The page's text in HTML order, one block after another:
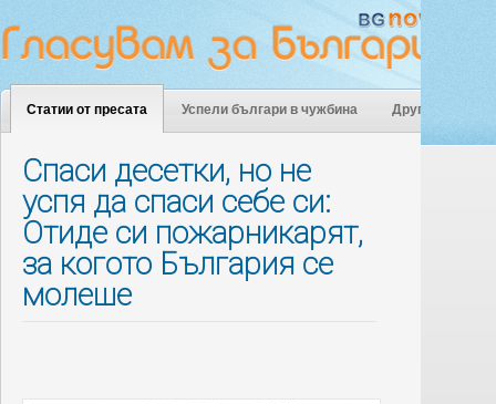
Статии от пресата Успели българи в чужбина Други
Спаси десетки, но не
успя да спаси себе си:
Отиде си пожарникарят,
за когото България се
молеше